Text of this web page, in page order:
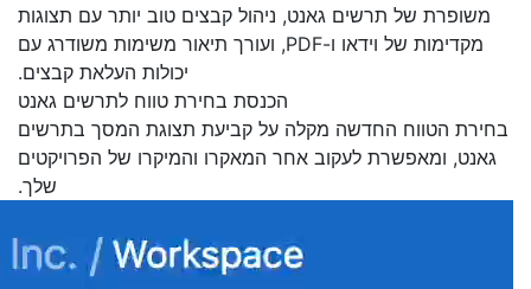
משופרת של תרשים גאנט, ניהול קבצים טוב יותר עם תצוגות
מקדימות של וידאו ו-PDF, ועורך תיאור משימות משודרג עם
יכולות העלאת קבצים.
הכנסת בחירת טווח לתרשים גאנט
בחירת הטווח החדשה מקלה על קביעת תצוגת המסך בתרשים
גאנט, ומאפשרת לעקוב אחר המאקרו והמיקרו של הפרויקטים
שלך.